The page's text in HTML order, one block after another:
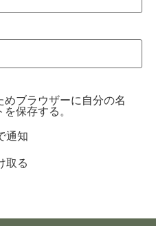
ブラウザーに自分の名
保存する。
通知
取る